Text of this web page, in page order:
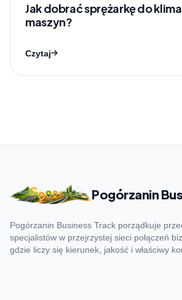
Jak dobrać sprężarkę do
maszyn?
Czytaj
Pogórzanin
Pogórzanin Business Track porządkuje
specjalistów w przejrzystej sieci połączeń
gdzie liczy się kierunek, jakość i właściwy